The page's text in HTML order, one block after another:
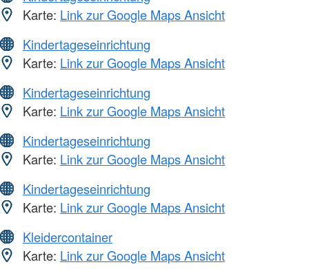
Karte: Link zur Google Maps Ansicht
Kindertageseinrichtung
Karte: Link zur Google Maps Ansicht
Kindertageseinrichtung
Karte: Link zur Google Maps Ansicht
Kindertageseinrichtung
Karte: Link zur Google Maps Ansicht
Kindertageseinrichtung
Karte: Link zur Google Maps Ansicht
Kleidercontainer
Karte: Link zur Google Maps Ansicht